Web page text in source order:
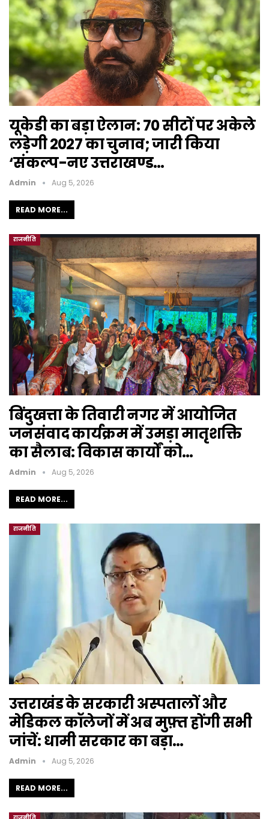
यूकेडी का बड़ा ऐलान: 70 सीटों पर अकेले
लड़ेगी 2027 का चुनाव; जारी किया
‘संकल्प-नए उत्तराखण्ड…
Admin Aug 5, 2026
READ MORE...
राजनीति
बिंदुखत्ता के तिवारी नगर में आयोजित
जनसंवाद कार्यक्रम में उमड़ा मातृशक्ति
का सैलाब: विकास कार्यों को…
Admin Aug 5, 2026
READ MORE...
राजनीति
उत्तराखंड के सरकारी अस्पतालों और
मेडिकल कॉलेजों में अब मुफ़्त होंगी सभी
जांचें: धामी सरकार का बड़ा…
Admin Aug 5, 2026
READ MORE...